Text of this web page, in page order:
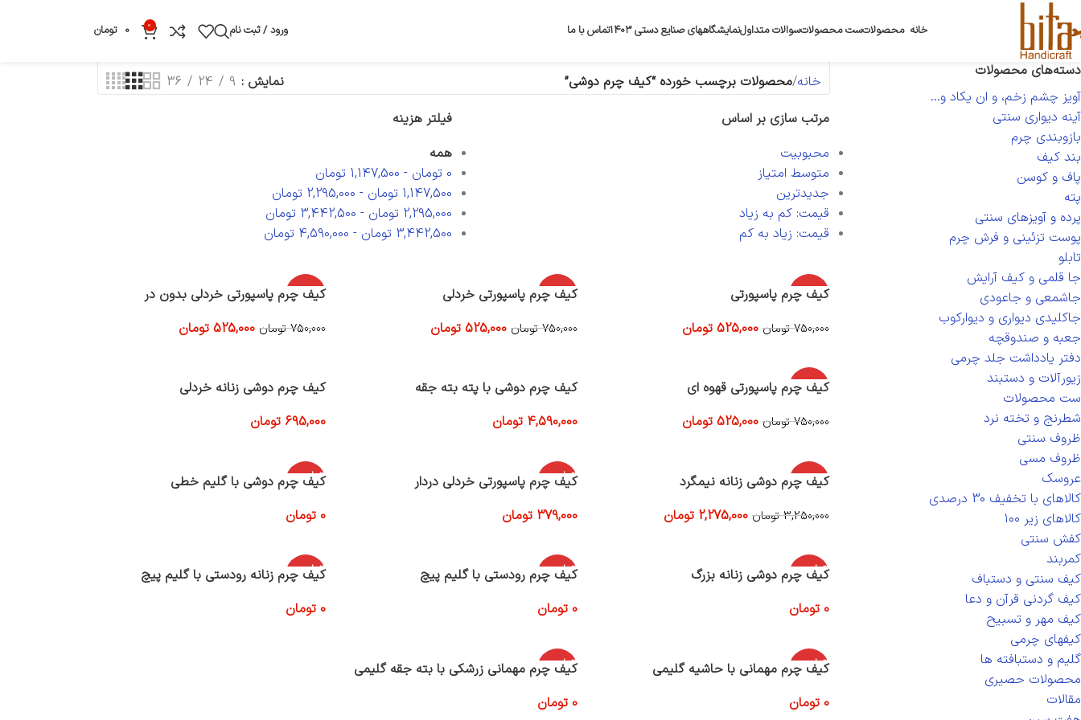
خانه محصولاتست محصولاتسوالات متداولنمایشگاههای صنایع دستی ۱۴۰۳ تماس با ما ورود / ثبت نام 0
0 تومان
دسته‌های محصولات
آویز چشم زخم، و ان یکاد و...
آینه دیواری سنتی
بازوبندی چرم
بند کیف
پاف و کوسن
پته
پرده و آویزهای سنتی
پوست تزئینی و فرش چرم
تابلو
جا قلمی و کیف آرایش
جاشمعی و جاعودی
جاکلیدی دیواری و دیوارکوب
جعبه و صندوقچه
دفتر یادداشت جلد چرمی
زیورآلات و دستبند
ست محصولات
شطرنج و تخته نرد
ظروف سنتی
ظروف مسی
عروسک
کالاهای با تخفیف 30 درصدی
کالاهای زیر ۱۰۰
کفش سنتی
کمربند
کیف سنتی و دستباف
کیف گردنی قرآن و دعا
کیف مهر و تسبیح
کیفهای چرمی
گلیم و دستبافته ها
محصولات حصیری
مقالات
خانه محصولات برچسب خورده “کیف چرم دوشی” نمایش 9
24
36
مرتب سازی بر اساس
محبوبیت
متوسط امتیاز
جدیدترین
قیمت: کم به زیاد
قیمت: زیاد به کم
فیلتر هزینه
همه
0 تومان -
1,147,500 تومان
1,147,500 تومان -
2,295,000 تومان
2,295,000 تومان -
3,442,500 تومان
3,442,500 تومان -
4,590,000 تومان
-30%
کیف چرم پاسپورتی
750,000 تومان 525,000 تومان
-30%
کیف چرم پاسپورتی خردلی
750,000 تومان 525,000 تومان
-30%
کیف چرم پاسپورتی خردلی بدون در
750,000 تومان 525,000 تومان
-30%
کیف چرم پاسپورتی قهوه ای
750,000 تومان 525,000 تومان
کیف چرم دوشی با پته بته جقه
4,590,000 تومان
کیف چرم دوشی زنانه خردلی
695,000 تومان
-30%
کیف چرم دوشی زنانه نیمگرد
3,250,000 تومان 2,275,000 تومان
اتمام موج
ودی
کیف چرم پاسپورتی خردلی دردار
379,000 تومان
اتمام موج
ودی
کیف چرم دوشی با گلیم خطی
0 تومان
اتمام موج
ودی
کیف چرم دوشی زنانه بزرگ
0 تومان
اتمام موج
ودی
کیف چرم رودستی با گلیم پیچ
0 تومان
اتمام موج
ودی
کیف چرم زنانه رودستی با گلیم پیچ
0 تومان
اتمام موج
ودی
کیف چرم مهمانی با حاشیه گلیمی
0 تومان
اتمام موج
ودی
کیف چرم مهمانی زرشکی با بته جقه گلیمی
0 تومان